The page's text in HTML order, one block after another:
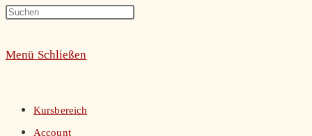
umschalten
Press
Menü Schließen
Kursbereich
Account